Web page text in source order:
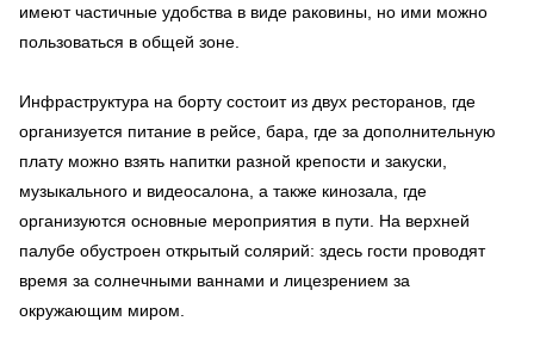
имеют частичные удобства в виде раковины, но ими можно
пользоваться в общей зоне.
Инфраструктура на борту состоит из двух ресторанов, где
организуется питание в рейсе, бара, где за дополнительную
плату можно взять напитки разной крепости и закуски,
музыкального и видеосалона, а также кинозала, где
организуются основные мероприятия в пути. На верхней
палубе обустроен открытый солярий: здесь гости проводят
время за солнечными ваннами и лицезрением за
окружающим миром.